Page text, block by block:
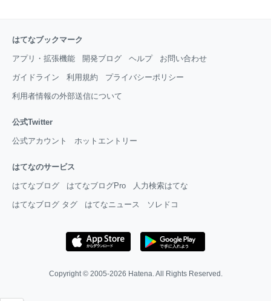
はてなブックマーク
アプリ・拡張機能 開発ブログ ヘルプ お問い合わせ
ガイドライン 利用規約 プライバシーポリシー
利用者情報の外部送信について
公式Twitter
公式アカウント ホットエントリー
はてなのサービス
はてなブログ はてなブログPro 人力検索はてな
はてなブログ タグ はてなニュース ソレドコ
Copyright © 2005-2026 Hatena. All Rights Reserved.